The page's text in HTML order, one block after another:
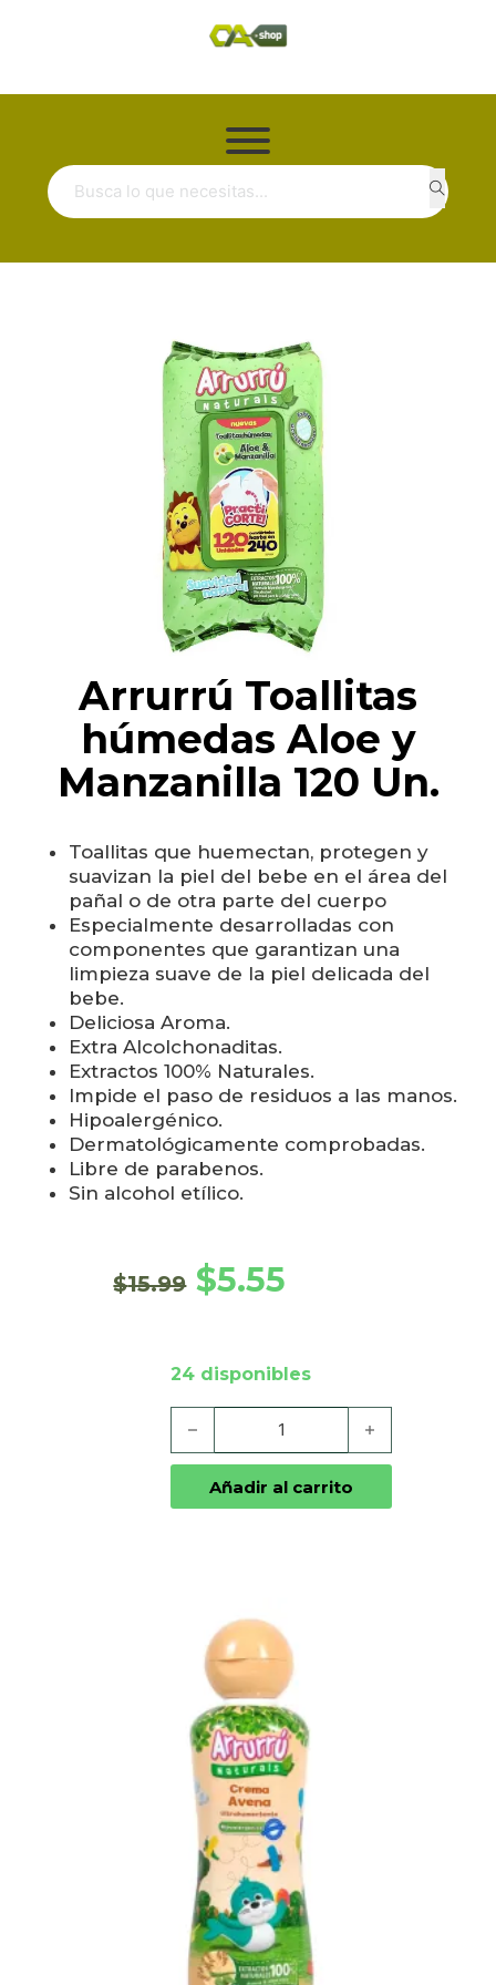
Buscar ...
Arrurrú Toallitas
húmedas Aloe y
Manzanilla 120 Un.
Toallitas que huemectan, protegen y
suavizan la piel del bebe en el área del
pañal o de otra parte del cuerpo
Especialmente desarrolladas con
componentes que garantizan una
limpieza suave de la piel delicada del
bebe.
Deliciosa Aroma.
Extra Alcolchonaditas.
Extractos 100% Naturales.
Impide el paso de residuos a las manos.
Hipoalergénico.
Dermatológicamente comprobadas.
Libre de parabenos.
Sin alcohol etílico.
$15.99
El precio original era:
$5.55
24 disponibles
Arrurrú Toallitas húmedas Aloe y
Añadir al carrito